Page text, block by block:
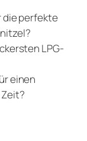
die perfekte
LPG-
einen